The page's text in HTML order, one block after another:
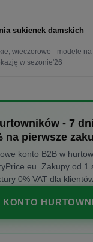
sukienek damskich
wieczorowe - modele na
w sezonie'26
- 7
na pierwsze
konto B2B w
Zakupy od 1
0% VAT dla
KONTO